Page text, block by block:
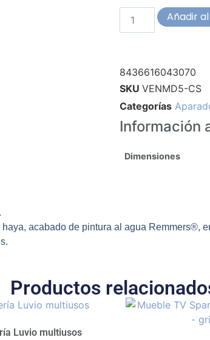
Añadir
8436616043070
SKU VENMD5-CS
Categorías
Información
Dimensiones
acabado de pintura al agua Remmers®,
Productos
Luvio multiusos